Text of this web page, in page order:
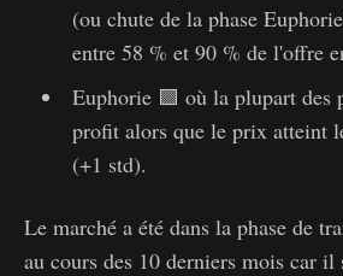
(ou chute de la phase
entre 58 % et 90 % de l'offre
Euphorie 🟩 où la plupart des
profit alors que le prix atteint
(+1 std).
Le marché a été dans la phase de
au cours des 10 derniers mois car il